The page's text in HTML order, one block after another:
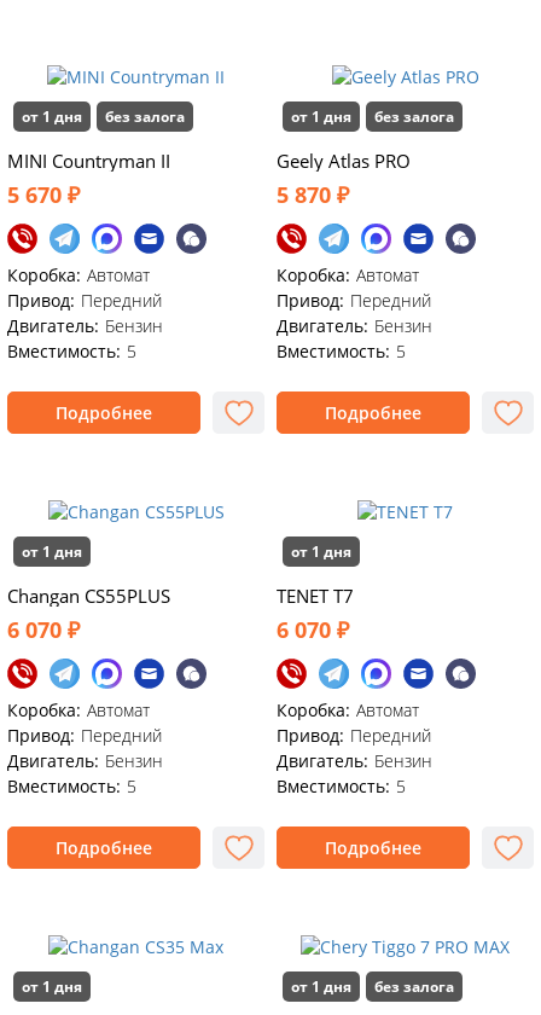
от 1 дня без залога
MINI Countryman II
5 670 ₽
Коробка: Автомат
Привод: Передний
Двигатель: Бензин
Вместимость: 5
Подробнее
от 1 дня без залога
Geely Atlas PRO
5 870 ₽
Коробка: Автомат
Привод: Передний
Двигатель: Бензин
Вместимость: 5
Подробнее
от 1 дня
Changan CS55PLUS
6 070 ₽
Коробка: Автомат
Привод: Передний
Двигатель: Бензин
Вместимость: 5
Подробнее
от 1 дня
TENET T7
6 070 ₽
Коробка: Автомат
Привод: Передний
Двигатель: Бензин
Вместимость: 5
Подробнее
от 1 дня от 1 дня без залога